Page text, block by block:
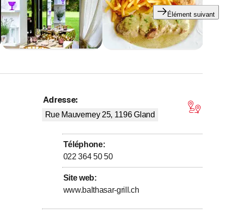
Élément suivant
sur 5 étoiles
Adresse:
Rue Mauverney 25, 1196 Gland
Téléphone:
022 364 50 50
Site web:
www.balthasar-grill.ch